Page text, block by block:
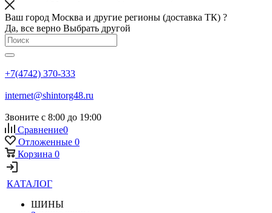
Ваш город Москва и другие регионы (доставка ТК) ?
Да, все верно Выбрать другой
+7(4742) 370-333
internet@shintorg48.ru
Звоните с 8:00 до 19:00
Сравнение0
Отложенные 0
Корзина 0
КАТАЛОГ
ШИНЫ